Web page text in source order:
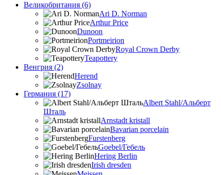
Великобритания (6)
Ari D. Norman
Arthur Price
Dunoon
Portmeirion
Royal Crown Derby
Teapottery
Венгрия (2)
Herend
Zsolnay
Германия (17)
Albert Stahl/Альбеpт
Шталь
Arnstadt kristall
Bavarian porcelain
Furstenberg
Goebel/Гебель
Hering Berlin
Irish dresden